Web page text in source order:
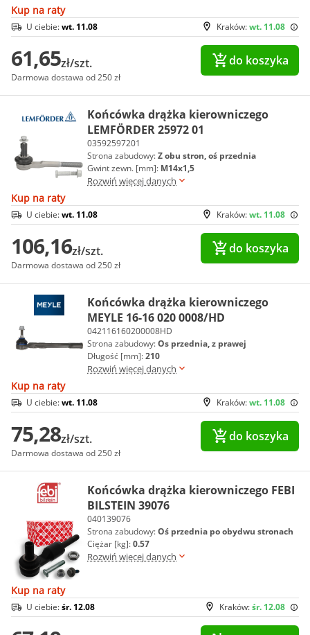
Kup na raty
Kraków:wt. 11.08
U ciebie:wt. 11.08
61,65zł/szt.
Darmowa dostawa od 250 zł
do koszyka
Końcówka drążka kierowniczego
LEMFÖRDER 25972 01
03592597201
Strona zabudowy:Z obu stron, oś przednia
Gwint zewn. [mm]: M14x1,5
Rozwiń więcej danych
Kup na raty
Kraków:wt. 11.08
U ciebie:wt. 11.08
106,16zł/szt.
Darmowa dostawa od 250 zł
do koszyka
Końcówka drążka kierowniczego
MEYLE 16-16 020 0008/HD
042116160200008HD
Strona zabudowy:Os przednia, z prawej
Długość [mm]:210
Rozwiń więcej danych
Kup na raty
Kraków:wt. 11.08
U ciebie:wt. 11.08
75,28zł/szt.
Darmowa dostawa od 250 zł
do koszyka
Końcówka drążka kierowniczego FEBI
BILSTEIN 39076
040139076
Strona zabudowy:Oś przednia po obydwu stronach
Ciężar [kg]:0.57
Rozwiń więcej danych
Kup na raty
Kraków:śr. 12.08
U ciebie:śr. 12.08